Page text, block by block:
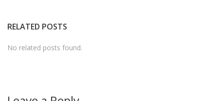
RELATED POSTS
No related posts found.